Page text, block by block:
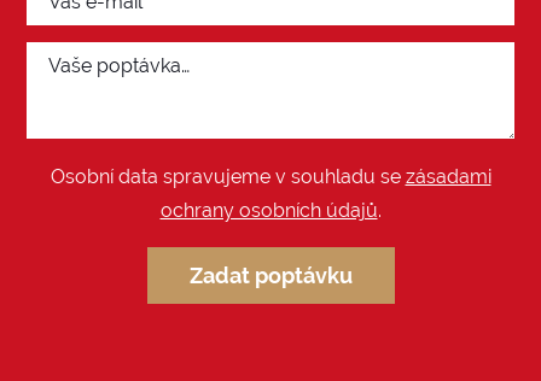
Osobní data spravujeme v souhladu se zásadami
ochrany osobních údajů.
Zadat poptávku